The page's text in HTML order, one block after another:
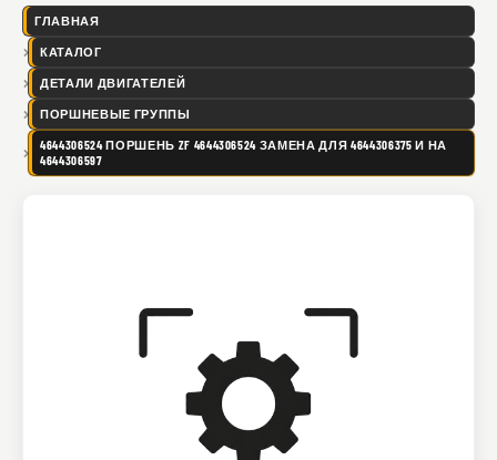
ГЛАВНАЯ
КАТАЛОГ
ДЕТАЛИ ДВИГАТЕЛЕЙ
ПОРШНЕВЫЕ ГРУППЫ
4644306524 ПОРШЕНЬ ZF 4644306524 ЗАМЕНА ДЛЯ 4644306375 И НА
4644306597